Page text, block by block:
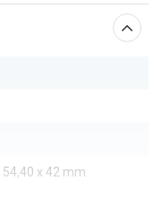
54,40 x 42 mm